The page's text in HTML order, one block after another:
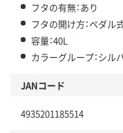
フタの有無：あり
フタの開け方：ペダル
容量：40L
カラーグループ：シル
JANコード
4935201185514